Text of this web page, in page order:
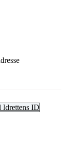
Idrettens ID